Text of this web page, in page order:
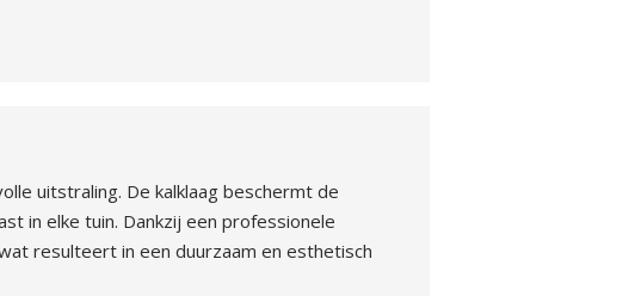
uitstraling. De kalklaag beschermt de
in elke tuin. Dankzij een professionele
resulteert in een duurzaam en esthetisch